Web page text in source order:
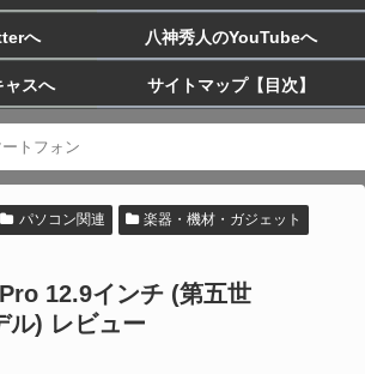
へ 八神秀人のYouTubeへ
ャスへ サイトマップ【目次】
ートフォン
パソコン関連 楽器・機材・ガジェット
12.9インチ (第五世
ル) レビュー